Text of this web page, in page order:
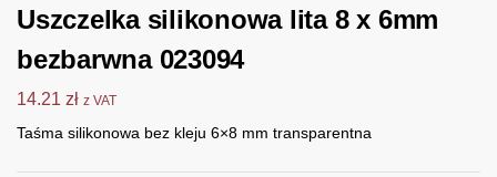
Uszczelka silikonowa lita 8 x 6mm
bezbarwna 023094
14.21 zł z VAT
Taśma silikonowa bez kleju 6×8 mm transparentna